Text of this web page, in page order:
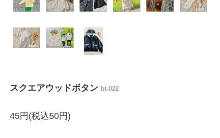
スクエアウッドボタン bt-022
45円(税込50円)